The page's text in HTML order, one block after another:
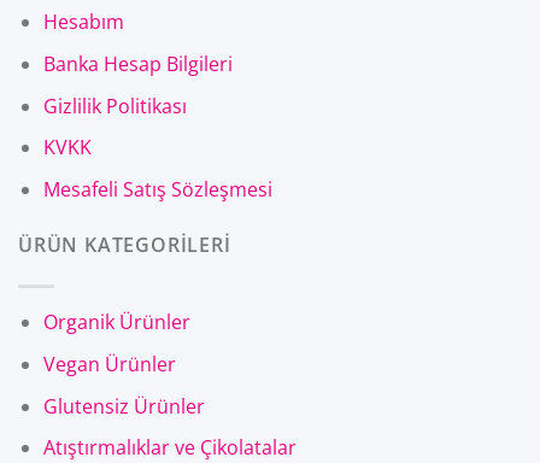
Hesabım
Banka Hesap Bilgileri
Gizlilik Politikası
KVKK
Mesafeli Satış Sözleşmesi
ÜRÜN KATEGORİLERİ
Organik Ürünler
Vegan Ürünler
Glutensiz Ürünler
Atıştırmalıklar ve Çikolatalar